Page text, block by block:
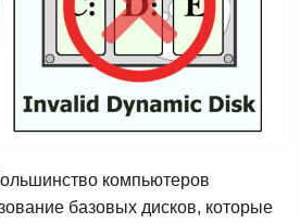
компьютеров
базовых дисков, которые